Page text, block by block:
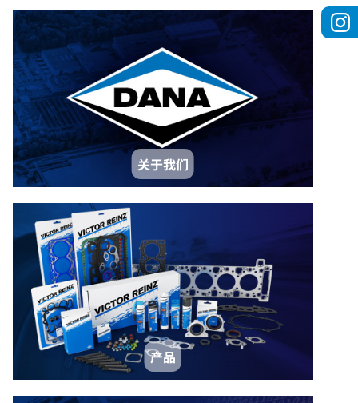
关于我们
产品